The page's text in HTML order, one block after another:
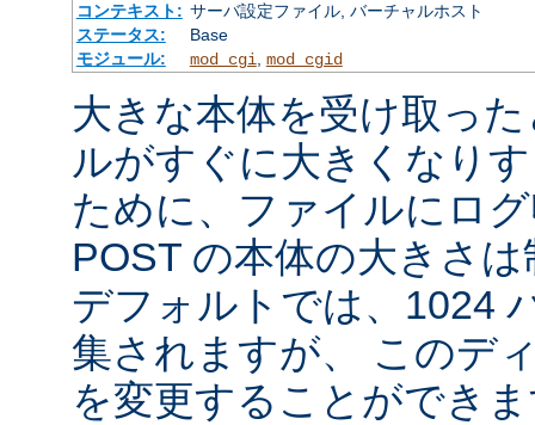
コンテキスト: サーバ設定ファイル, バーチャルホスト
ステータス:
Base
モジュール:
mod_cgi, mod_cgid
大きな本体を受け取っ
ルがすぐに大きくなり
ために、ファイルにロ
POST の本体の大きさ
デフォルトでは、1024
集されますが、 このデ
を変更することができ